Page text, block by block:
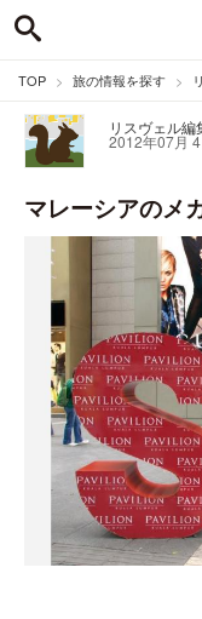
TOP 旅の情報を探す
リスヴェル編
2012年07月
マレーシアのメ